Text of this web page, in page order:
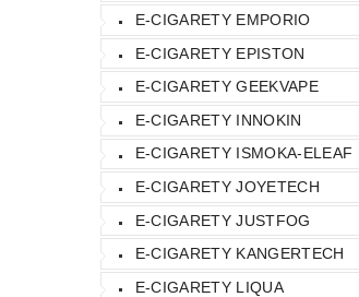
E-CIGARETY EMPORIO
E-CIGARETY EPISTON
E-CIGARETY GEEKVAPE
E-CIGARETY INNOKIN
E-CIGARETY ISMOKA-ELEAF
E-CIGARETY JOYETECH
E-CIGARETY JUSTFOG
E-CIGARETY KANGERTECH
E-CIGARETY LIQUA